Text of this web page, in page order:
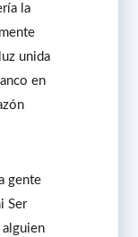
la
unida
en
gente
Ser
alguien